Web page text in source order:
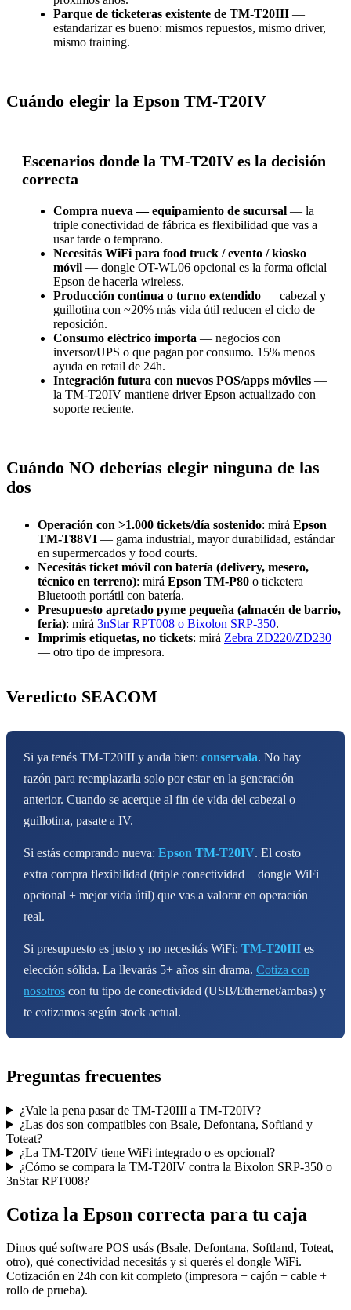
Parque de ticketeras existente de TM-T20III —
estandarizar es bueno: mismos repuestos, mismo driver,
mismo training.
Cuándo elegir la Epson TM-T20IV
Escenarios donde la TM-T20IV es la decisión
correcta
Compra nueva — equipamiento de sucursal — la
triple conectividad de fábrica es flexibilidad que vas a
usar tarde o temprano.
Necesitás WiFi para food truck / evento / kiosko
móvil — dongle OT-WL06 opcional es la forma oficial
Epson de hacerla wireless.
Producción continua o turno extendido — cabezal y
guillotina con ~20% más vida útil reducen el ciclo de
reposición.
Consumo eléctrico importa — negocios con
inversor/UPS o que pagan por consumo. 15% menos
ayuda en retail de 24h.
Integración futura con nuevos POS/apps móviles —
la TM-T20IV mantiene driver Epson actualizado con
soporte reciente.
Cuándo NO deberías elegir ninguna de las
dos
Operación con >1.000 tickets/día sostenido: mirá Epson
TM-T88VI — gama industrial, mayor durabilidad, estándar
en supermercados y food courts.
Necesitás ticket móvil con batería (delivery, mesero,
técnico en terreno): mirá Epson TM-P80 o ticketera
Bluetooth portátil con batería.
Presupuesto apretado pyme pequeña (almacén de barrio,
feria): mirá 3nStar RPT008 o Bixolon SRP-350.
Imprimis etiquetas, no tickets: mirá Zebra ZD220/ZD230
— otro tipo de impresora.
Veredicto SEACOM
Si ya tenés TM-T20III y anda bien: conservala. No hay
razón para reemplazarla solo por estar en la generación
anterior. Cuando se acerque al fin de vida del cabezal o
guillotina, pasate a IV.
Si estás comprando nueva: Epson TM-T20IV. El costo
extra compra flexibilidad (triple conectividad + dongle WiFi
opcional + mejor vida útil) que vas a valorar en operación
real.
Si presupuesto es justo y no necesitás WiFi: TM-T20III es
elección sólida. La llevarás 5+ años sin drama. Cotiza con
nosotros con tu tipo de conectividad (USB/Ethernet/ambas) y
te cotizamos según stock actual.
Preguntas frecuentes
¿Vale la pena pasar de TM-T20III a TM-T20IV?
¿Las dos son compatibles con Bsale, Defontana, Softland y
Toteat?
¿La TM-T20IV tiene WiFi integrado o es opcional?
¿Cómo se compara la TM-T20IV contra la Bixolon SRP-350 o
3nStar RPT008?
Cotiza la Epson correcta para tu caja
Dinos qué software POS usás (Bsale, Defontana, Softland, Toteat,
otro), qué conectividad necesitás y si querés el dongle WiFi.
Cotización en 24h con kit completo (impresora + cajón + cable +
rollo de prueba).